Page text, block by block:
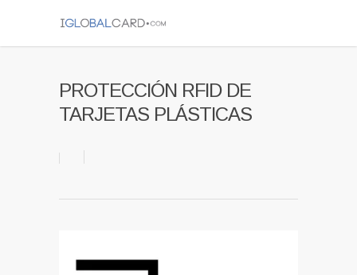
PROTECCIÓN RFID DE
TARJETAS PLÁSTICAS